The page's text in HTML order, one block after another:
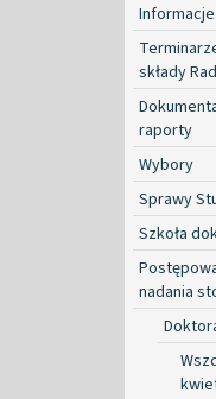
składy
raporty
Wybory
Sprawy
Szkoła
nadania